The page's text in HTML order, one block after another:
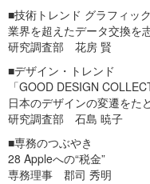
■技術トレンド グラフィッ
業界を超えたデータ交換を
研究調査部 花房 賢
■デザイン・トレンド
「GOOD DESIGN
日本のデザインの変遷をた
研究調査部 石島 暁子
■専務のつぶやき
28 Appleへの“税金”
専務理事 郡司 秀明